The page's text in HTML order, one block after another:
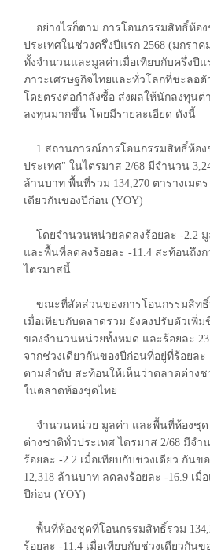
อย่างไรก็ตาม การโอนกรรมสิทธิ์ห้อ
ประเทศในช่วงครึ่งปีแรก 2568 (มกรา
ทั้งจำนวนและมูลค่าเมื่อเทียบกับครึ่งปีแ
ภาวะเศรษฐกิจไทยและทั่วโลกที่ชะลอตั
โดยตรงต่อกำลังซื้อ ส่งผลให้นักลงทุนต่
ลงทุนมากขึ้น โดยมีรายละเอียด ดังนี้
1.สถานการณ์การโอนกรรมสิทธิ์ห้อง
ประเทศ" ในไตรมาส 2/68 มีจำนวน
ล้านบาท พื้นที่รวม 134,270 ตารางเมต
เดียวกันของปีก่อน (YOY)
โดยจำนวนหน่วยลดลงร้อยละ -2.2 มู
และพื้นที่ลดลงร้อยละ -11.4 สะท้อนถึง
ไตรมาสนี้
ขณะที่สัดส่วนของการโอนกรรมสิทธิ์
เมื่อเทียบกับตลาดรวม ยังคงปรับตัวเพิ่
ของจำนวนหน่วยทั้งหมด และร้อยละ
จากช่วงเดียวกันของปีก่อนที่อยู่ที่ร้อยละ
ตามลำดับ สะท้อนให้เห็นว่าตลาดต่าง
ในตลาดห้องชุดไทย
จำนวนหน่วย มูลค่า และพื้นที่ห้องชุด
ต่างชาติทั่วประเทศ ไตรมาส 2/68 มีจำ
ร้อยละ -2.2 เมื่อเทียบกับช่วงเดียว กัน
12,318 ล้านบาท ลดลงร้อยละ -16.9 เมื่
ปีก่อน (YOY)
พื้นที่ห้องชุดที่โอนกรรมสิทธิ์รวม
ร้อยละ -11.4 เมื่อเทียบกับช่วงเดียวกัน